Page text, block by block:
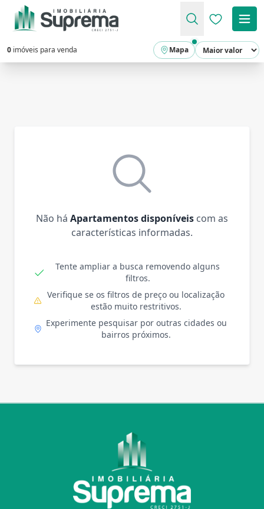
Favoritos
0 imóveis para venda Mapa
Não há Apartamentos disponíveis com as
características informadas.
Tente ampliar a busca removendo alguns
filtros.
Verifique se os filtros de preço ou localização
estão muito restritivos.
Experimente pesquisar por outras cidades ou
bairros próximos.